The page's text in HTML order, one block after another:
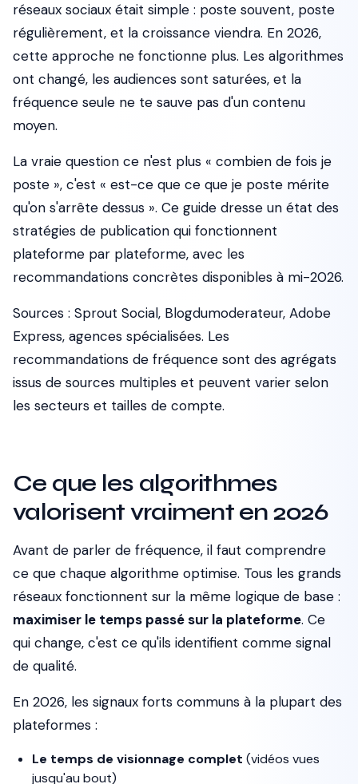
réseaux sociaux était simple : poste souvent, poste
régulièrement, et la croissance viendra. En 2026,
cette approche ne fonctionne plus. Les algorithmes
ont changé, les audiences sont saturées, et la
fréquence seule ne te sauve pas d'un contenu
moyen.
La vraie question ce n'est plus « combien de fois je
poste », c'est « est-ce que ce que je poste mérite
qu'on s'arrête dessus ». Ce guide dresse un état des
stratégies de publication qui fonctionnent
plateforme par plateforme, avec les
recommandations concrètes disponibles à mi-2026.
Sources : Sprout Social, Blogdumoderateur, Adobe
Express, agences spécialisées. Les
recommandations de fréquence sont des agrégats
issus de sources multiples et peuvent varier selon
les secteurs et tailles de compte.
Ce que les algorithmes
valorisent vraiment en 2026
Avant de parler de fréquence, il faut comprendre
ce que chaque algorithme optimise. Tous les grands
réseaux fonctionnent sur la même logique de base :
maximiser le temps passé sur la plateforme. Ce
qui change, c'est ce qu'ils identifient comme signal
de qualité.
En 2026, les signaux forts communs à la plupart des
plateformes :
Le temps de visionnage complet (vidéos vues
jusqu'au bout)